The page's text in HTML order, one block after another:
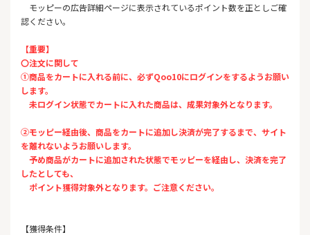
モッピーの広告詳細ページに表示されているポイント数を正としご確
認ください。
【重要】
〇注文に関して
①商品をカートに入れる前に、必ずQoo10にログインをするようお願い
します。
未ログイン状態でカートに入れた商品は、成果対象外となります。
②モッピー経由後、商品をカートに追加し決済が完了するまで、サイト
を離れないようお願いします。
予め商品がカートに追加された状態でモッピーを経由し、決済を完了
したとしても、
ポイント獲得対象外となります。ご注意ください。
【獲得条件】